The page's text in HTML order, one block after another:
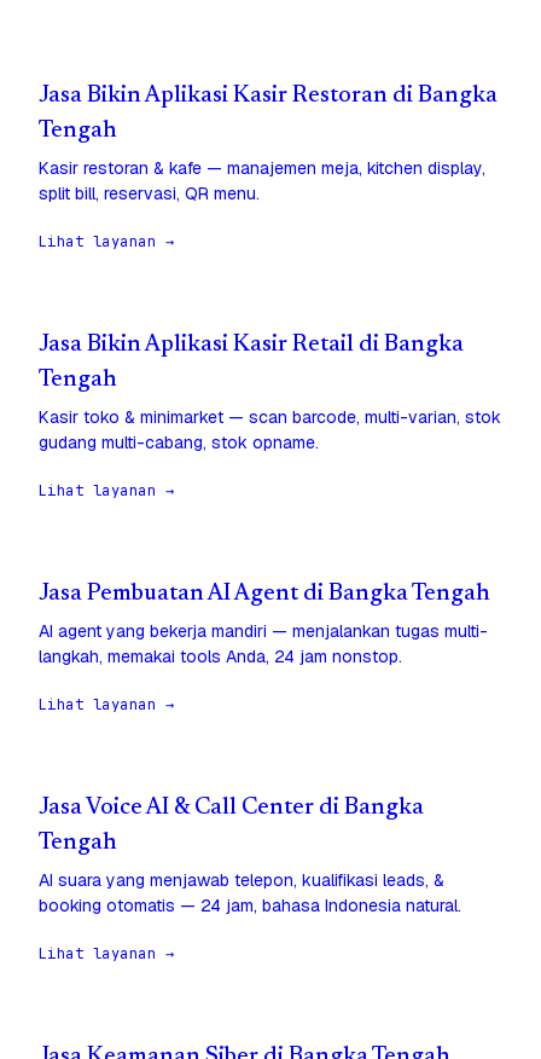
Jasa Bikin Aplikasi Kasir Restoran di Bangka
Tengah
Kasir restoran & kafe — manajemen meja, kitchen display,
split bill, reservasi, QR menu.
Lihat layanan →
Jasa Bikin Aplikasi Kasir Retail di Bangka
Tengah
Kasir toko & minimarket — scan barcode, multi-varian, stok
gudang multi-cabang, stok opname.
Lihat layanan →
Jasa Pembuatan AI Agent di Bangka Tengah
AI agent yang bekerja mandiri — menjalankan tugas multi-
langkah, memakai tools Anda, 24 jam nonstop.
Lihat layanan →
Jasa Voice AI & Call Center di Bangka
Tengah
AI suara yang menjawab telepon, kualifikasi leads, &
booking otomatis — 24 jam, bahasa Indonesia natural.
Lihat layanan →